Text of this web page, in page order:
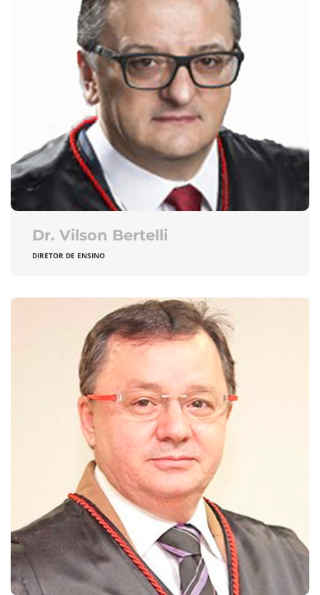
Dr. Vilson Bertelli
DIRETOR DE ENSINO